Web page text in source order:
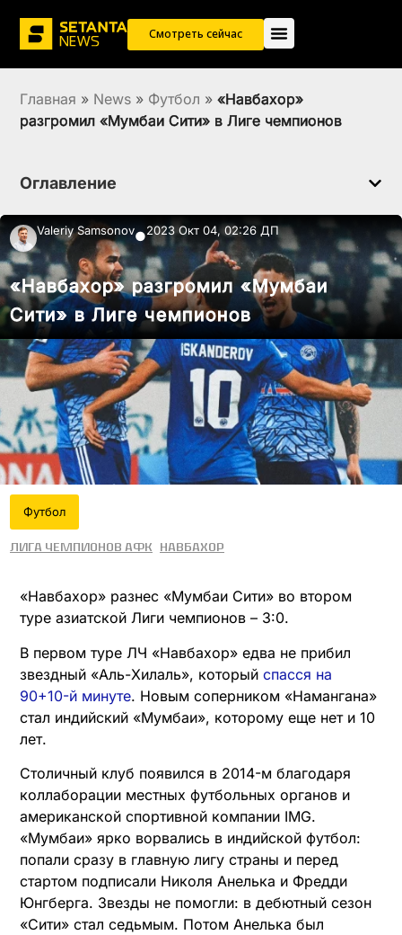
Смотреть сейчас
Главная » News » Футбол » «Навбахор»
разгромил «Мумбаи Сити» в Лиге чемпионов
Оглавление
Valeriy Samsonov●2023 Окт 04, 02:26 ДП
«Навбахор» разгромил «Мумбаи
Сити» в Лиге чемпионов
Футбол
Лига чемпионов АФК Навбахор
«Навбахор» разнес «Мумбаи Сити» во втором
туре азиатской Лиги чемпионов – 3:0.
В первом туре ЛЧ «Навбахор» едва не прибил
звездный «Аль-Хилаль», который спасся на
90+10-й минуте. Новым соперником «Намангана»
стал индийский «Мумбаи», которому еще нет и 10
лет.
Столичный клуб появился в 2014-м благодаря
коллаборации местных футбольных органов и
американской спортивной компании IMG.
«Мумбаи» ярко ворвались в индийской футбол:
попали сразу в главную лигу страны и перед
стартом подписали Николя Анелька и Фредди
Юнгберга. Звезды не помогли: в дебютный сезон
«Сити» стал седьмым. Потом Анелька был